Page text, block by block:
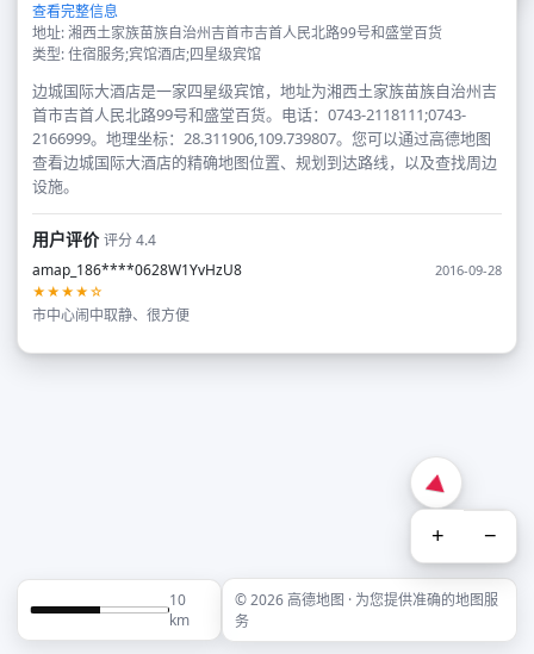
查看完整信息
地址: 湘西土家族苗族自治州吉首市吉首人民北路99号和盛堂百货
类型: 住宿服务;宾馆酒店;四星级宾馆
边城国际大酒店是一家四星级宾馆，地址为湘西土家族苗族自治州吉
首市吉首人民北路99号和盛堂百货。电话：0743-2118111;0743-
2166999。地理坐标：28.311906,109.739807。您可以通过高德地图
查看边城国际大酒店的精确地图位置、规划到达路线，以及查找周边
设施。
用户评价评分 4.4
amap_186****0628W1YvHzU8
2016-09-28
★★★★☆
市中心闹中取静、很方便
+ −
10
km
© 2026 高德地图 · 为您提供准确的地图服
务